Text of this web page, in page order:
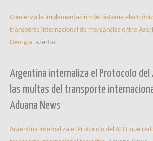
Comienza la implementación del sistema
transporte internacional de mercancías entre
Georgia azərtac
Argentina internaliza el Protocolo del
las multas del transporte
Aduana News
Argentina internaliza el Protocolo del ATIT que